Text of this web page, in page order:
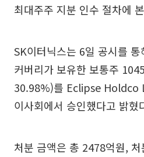
최대주주 지분 인수 절차에
SK이터닉스는 6일 공시를
커버리가 보유한 보통주
30.98%)를 Eclipse Holdco
이사회에서 승인했다고 밝혔
처분 금액은 총 2478억원,